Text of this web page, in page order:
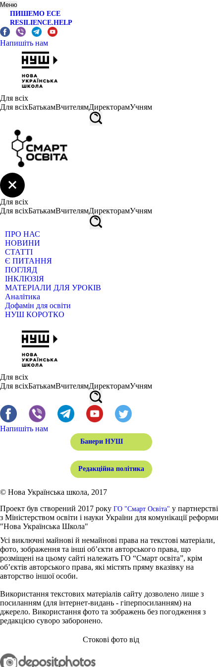
Меню
ПИШЕМО ЕСЕ
RESILIENCE.HELP
Напишіть нам
Для всіх
Для всіхБатькамВчителямДиректорамУчням
Для всіх
Для всіхБатькамВчителямДиректорамУчням
ПРО НАС
НОВИНИ
СТАТТІ
Є ПИТАННЯ
ПОГЛЯД
ІНКЛЮЗІЯ
МАТЕРІАЛИ ДЛЯ УРОКІВ
Аналітика
Дофамін для освіти
НУШ КОРОТКО
Для всіх
Для всіхБатькамВчителямДиректорамУчням
Напишіть нам
Банери НУШ
Редакційна політика
© Нова Українська школа, 2017
Проект був створений 2017 року ГО "Смарт Освіта" у партнерстві
з Міністерством освіти і науки України для комунікації реформи
"Нова Українська Школа"
Усі виключні майнові й немайнові права на текстові матеріали,
фото, зображення та інші об’єкти авторського права, що
розміщені на цьому сайті належать ГО “Смарт освіта”, крім
об’єктів авторського права, які містять пряму вказівку на
авторство іншої особи.
Використання текстових матеріалів сайту дозволено лише з
посиланням (для інтернет-видань - гіперпосиланням) на
джерело. Використання фото та зображень без погодження з
редакцією суворо заборонено.
Стокові фото від